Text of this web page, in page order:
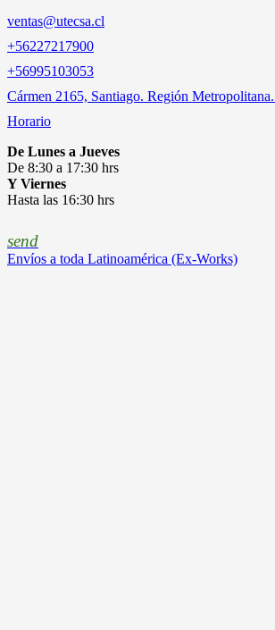
ventas@utecsa.cl
+56227217900
‎+56995103053
Cármen 2165, Santiago. Región
Horario
De Lunes a Jueves
De 8:30 a 17:30 hrs
Y Viernes
Hasta las 16:30 hrs
send
Envíos a toda Latinoamérica (Ex-Works)